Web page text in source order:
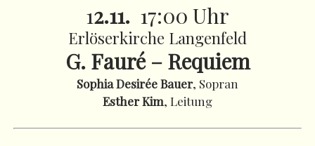
facebookinstagram
email
12.11. 17:00 Uhr
Erlöserkirche Langenfeld
G. Fauré – Requiem
Sophia Desirée Bauer, Sopran
Esther Kim, Leitung